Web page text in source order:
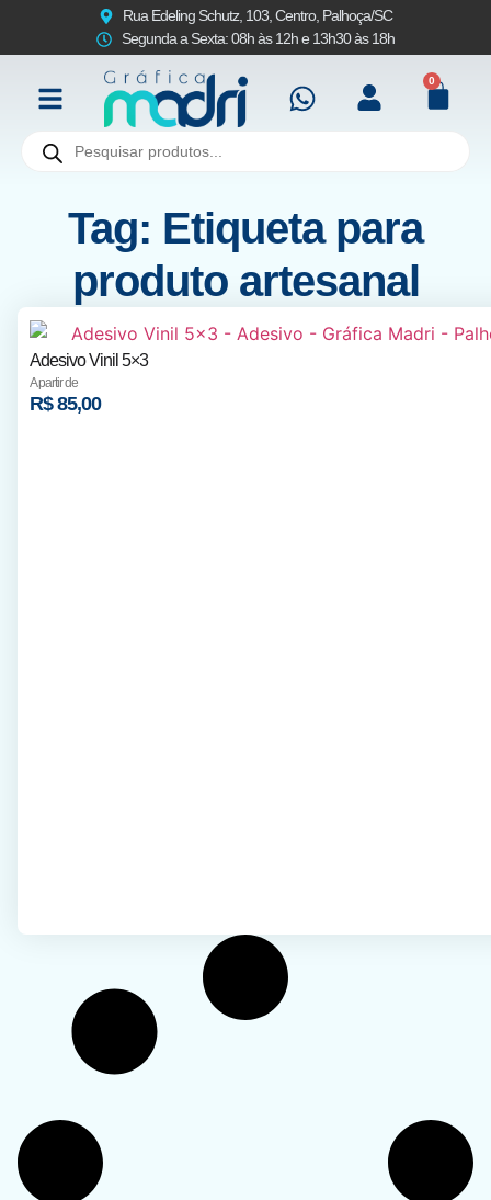
Rua Edeling Schutz, 103, Centro, Palhoça/SC
Segunda a Sexta: 08h às 12h e 13h30 às 18h
0
Tag: Etiqueta para
produto artesanal
Adesivo Vinil 5×3
A partir de
R$85,00